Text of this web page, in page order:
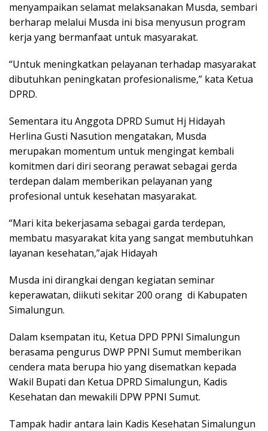
menyampaikan selamat melaksanakan Musda, sembari
berharap melalui Musda ini bisa menyusun program
kerja yang bermanfaat untuk masyarakat.
“Untuk meningkatkan pelayanan terhadap masyarakat
dibutuhkan peningkatan profesionalisme,” kata Ketua
DPRD.
Sementara itu Anggota DPRD Sumut Hj Hidayah
Herlina Gusti Nasution mengatakan, Musda
merupakan momentum untuk mengingat kembali
komitmen dari diri seorang perawat sebagai gerda
terdepan dalam memberikan pelayanan yang
profesional untuk kesehatan masyarakat.
“Mari kita bekerjasama sebagai garda terdepan,
membatu masyarakat kita yang sangat membutuhkan
layanan kesehatan,”ajak Hidayah
Musda ini dirangkai dengan kegiatan seminar
keperawatan, diikuti sekitar 200 orang di Kabupaten
Simalungun.
Dalam ksempatan itu, Ketua DPD PPNI Simalungun
berasama pengurus DWP PPNI Sumut memberikan
cendera mata berupa hio yang disematkan kepada
Wakil Bupati dan Ketua DPRD Simalungun, Kadis
Kesehatan dan mewakili DPW PPNI Sumut.
Tampak hadir antara lain Kadis Kesehatan Simalungun